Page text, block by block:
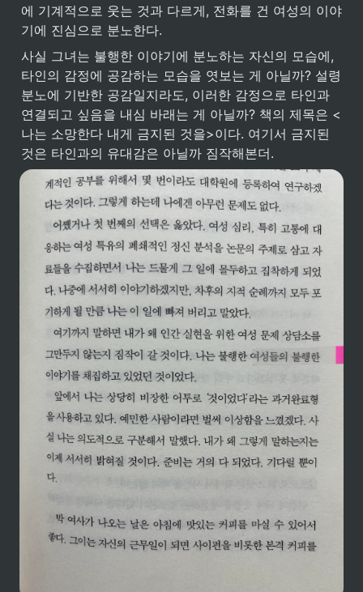
에 기계적으로 웃는 것과 다르게, 전화를 건 여성의 이야
기에 진심으로 분노한다.
사실 그녀는 불행한 이야기에 분노하는 자신의 모습에,
타인의 감정에 공감하는 모습을 엿보는 게 아닐까? 설령
분노에 기반한 공감일지라도, 이러한 감정으로 타인과
연결되고 싶음을 내심 바래는 게 아닐까? 책의 제목은 <
나는 소망한다 내게 금지된 것을>이다. 여기서 금지된
것은 타인과의 유대감은 아닐까 짐작해본더.